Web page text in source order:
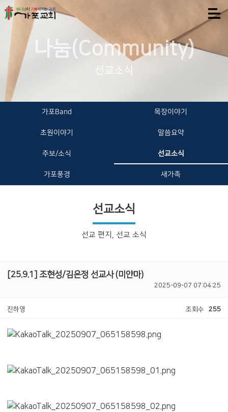
나눔(Community)
선교소식
가포Band 목장이야기
초원이야기 말씀요약
주보/소식 선교소식
가포풍경 새가족
선교소식
선교 편지, 선교 소식
[25.9.1] 조현성/김은정 선교사 (미얀마)
2025-09-07 07:04:25
진하영 조회수 255